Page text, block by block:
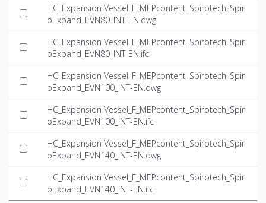
HC_Expansion Vessel_F_MEPcontent_Spirotech_Spir
oExpand_EVN80_INT-EN.dwg
HC_Expansion Vessel_F_MEPcontent_Spirotech_Spir
oExpand_EVN80_INT-EN.ifc
HC_Expansion Vessel_F_MEPcontent_Spirotech_Spir
oExpand_EVN100_INT-EN.dwg
HC_Expansion Vessel_F_MEPcontent_Spirotech_Spir
oExpand_EVN100_INT-EN.ifc
HC_Expansion Vessel_F_MEPcontent_Spirotech_Spir
oExpand_EVN140_INT-EN.dwg
HC_Expansion Vessel_F_MEPcontent_Spirotech_Spir
oExpand_EVN140_INT-EN.ifc